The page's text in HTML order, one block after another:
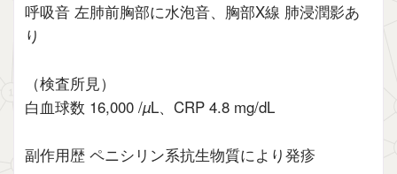
呼吸音 左肺前胸部に水泡音、胸部X線 肺浸潤影あ
り
（検査所見）
白血球数 16,000 /µL、CRP 4.8 mg/dL
副作用歴 ペニシリン系抗生物質により発疹